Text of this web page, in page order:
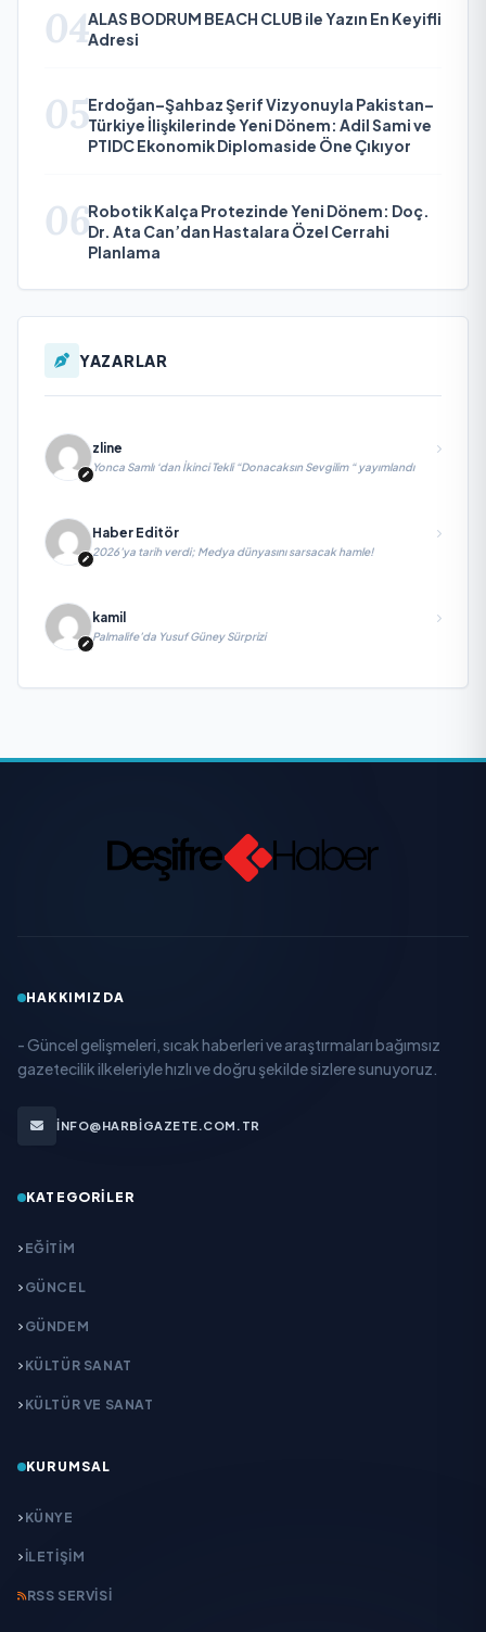
04ALAS BODRUM BEACH CLUB ile Yazın En Keyifli
Adresi
05Erdoğan–Şahbaz Şerif Vizyonuyla Pakistan–
Türkiye İlişkilerinde Yeni Dönem: Adil Sami ve
PTIDC Ekonomik Diplomaside Öne Çıkıyor
06Robotik Kalça Protezinde Yeni Dönem: Doç.
Dr. Ata Can’dan Hastalara Özel Cerrahi
Planlama
YAZARLAR
zline
Yonca Samlı ‘dan İkinci Tekli “Donacaksın Sevgilim “ yayımlandı
Haber Editör
2026’ya tarih verdi; Medya dünyasını sarsacak hamle!
kamil
Palmalife’da Yusuf Güney Sürprizi
HAKKIMIZDA
- Güncel gelişmeleri, sıcak haberleri ve araştırmaları bağımsız
gazetecilik ilkeleriyle hızlı ve doğru şekilde sizlere sunuyoruz.
INFO@HARBIGAZETE.COM.TR
KATEGORILER
EĞITIM
GÜNCEL
GÜNDEM
KÜLTÜR SANAT
KÜLTÜR VE SANAT
KURUMSAL
KÜNYE
İLETIŞIM
RSS SERVISI